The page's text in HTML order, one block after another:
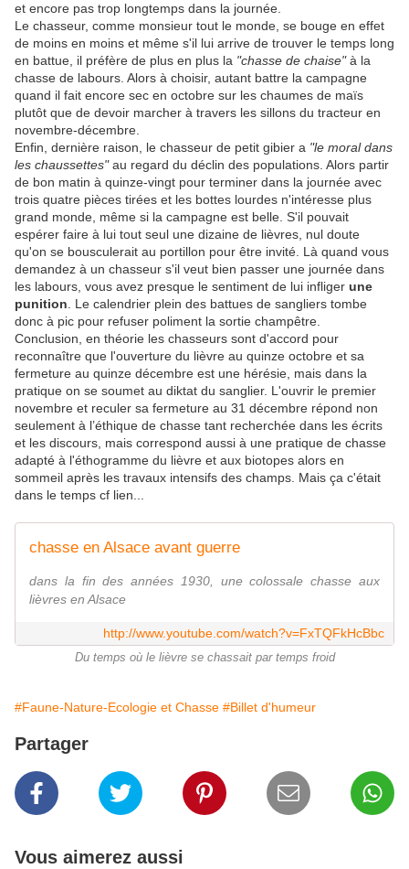
et encore pas trop longtemps dans la journée.
Le chasseur, comme monsieur tout le monde, se bouge en effet
de moins en moins et même s'il lui arrive de trouver le temps long
en battue, il préfère de plus en plus la "chasse de chaise"à la
chasse de labours. Alors à choisir, autant battre la campagne
quand il fait encore sec en octobre sur les chaumes de maïs
plutôt que de devoir marcher à travers les sillons du tracteur en
novembre-décembre.
Enfin, dernière raison, le chasseur de petit gibier a "le moral dans
les chaussettes"au regard du déclin des populations. Alors partir
de bon matin à quinze-vingt pour terminer dans la journée avec
trois quatre pièces tirées et les bottes lourdes n'intéresse plus
grand monde, même si la campagne est belle. S'il pouvait
espérer faire à lui tout seul une dizaine de lièvres, nul doute
qu'on se bousculerait au portillon pour être invité. Là quand vous
demandez à un chasseur s'il veut bien passer une journée dans
les labours, vous avez presque le sentiment de lui infliger une
punition . Le calendrier plein des battues de sangliers tombe
donc à pic pour refuser poliment la sortie champêtre.
Conclusion, en théorie les chasseurs sont d'accord pour
reconnaître que l'ouverture du lièvre au quinze octobre et sa
fermeture au quinze décembre est une hérésie, mais dans la
pratique on se soumet au diktat du sanglier. L'ouvrir le premier
novembre et reculer sa fermeture au 31 décembre répond non
seulement à l’éthique de chasse tant recherchée dans les écrits
et les discours, mais correspond aussi à une pratique de chasse
adapté à l'éthogramme du lièvre et aux biotopes alors en
sommeil après les travaux intensifs des champs. Mais ça c'était
dans le temps cf lien...
chasse en Alsace avant guerre
dans la fin des années 1930, une colossale chasse aux
lièvres en Alsace
http://www.youtube.com/watch?v=FxTQFkHcBbc
Du temps où le lièvre se chassait par temps froid
#Faune-Nature-Ecologie et Chasse #Billet d'humeur
Partager
Vous aimerez aussi